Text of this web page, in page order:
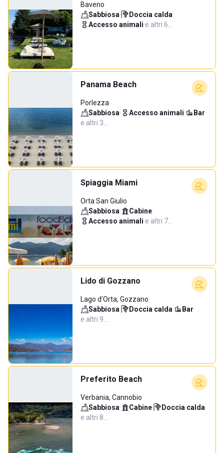
Baveno
Sabbiosa· Doccia calda·
Accesso animali·e altri 6…
Panama Beach
Porlezza
Sabbiosa· Accesso animali· Bar·
e altri 3…
Spiaggia Miami
Orta San Giulio
Sabbiosa· Cabine·
Accesso animali·e altri 7…
Lido di Gozzano
Lago d'Orta, Gozzano
Sabbiosa· Doccia calda· Bar·
e altri 9…
Preferito Beach
Verbania, Cannobio
Sabbiosa· Cabine· Doccia calda·
e altri 8…